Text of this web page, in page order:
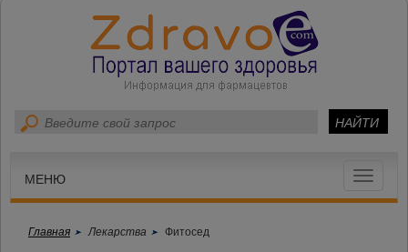
Toggle
МЕНЮ
Главная Лекарства Фитосед